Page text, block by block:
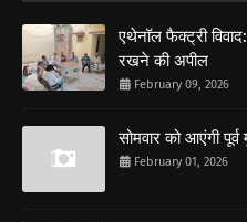
एथेनॉल फैक्ट्री
रखने की अपील
February 09, 2026
सोमवार को आएंगी
February 01, 2026